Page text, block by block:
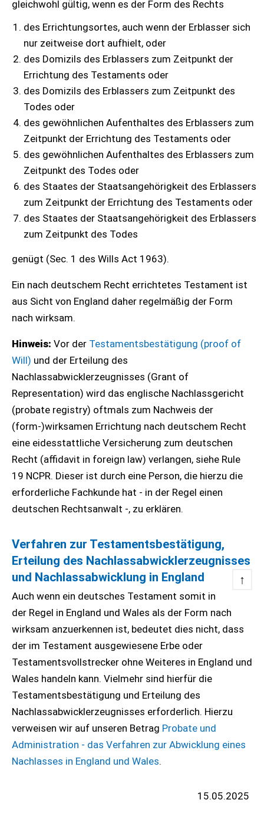
gleichwohl gültig, wenn es der Form des Rechts
des Errichtungsortes, auch wenn der Erblasser sich
nur zeitweise dort aufhielt, oder
des Domizils des Erblassers zum Zeitpunkt der
Errichtung des Testaments oder
des Domizils des Erblassers zum Zeitpunkt des
Todes oder
des gewöhnlichen Aufenthaltes des Erblassers zum
Zeitpunkt der Errichtung des Testaments oder
des gewöhnlichen Aufenthaltes des Erblassers zum
Zeitpunkt des Todes oder
des Staates der Staatsangehörigkeit des Erblassers
zum Zeitpunkt der Errichtung des Testaments oder
des Staates der Staatsangehörigkeit des Erblassers
zum Zeitpunkt des Todes
genügt (Sec. 1 des Wills Act 1963).
Ein nach deutschem Recht errichtetes Testament ist
aus Sicht von England daher regelmäßig der Form
nach wirksam.
Hinweis: Vor der Testamentsbestätigung (proof of
Will) und der Erteilung des
Nachlassabwicklerzeugnisses (Grant of
Representation) wird das englische Nachlassgericht
(probate registry) oftmals zum Nachweis der
(form-)wirksamen Errichtung nach deutschem Recht
eine eidesstattliche Versicherung zum deutschen
Recht (affidavit in foreign law) verlangen, siehe Rule
19 NCPR. Dieser ist durch eine Person, die hierzu die
erforderliche Fachkunde hat - in der Regel einen
deutschen Rechtsanwalt -, zu erklären.
Verfahren zur Testamentsbestätigung,
Erteilung des Nachlassabwicklerzeugnisses
und Nachlassabwicklung in England
↑
Auch wenn ein deutsches Testament somit in
der Regel in England und Wales als der Form nach
wirksam anzuerkennen ist, bedeutet dies nicht, dass
der im Testament ausgewiesene Erbe oder
Testamentsvollstrecker ohne Weiteres in England und
Wales handeln kann. Vielmehr sind hierfür die
Testamentsbestätigung und Erteilung des
Nachlassabwicklerzeugnisses erforderlich. Hierzu
verweisen wir auf unseren Betrag Probate und
Administration - das Verfahren zur Abwicklung eines
Nachlasses in England und Wales.
15.05.2025